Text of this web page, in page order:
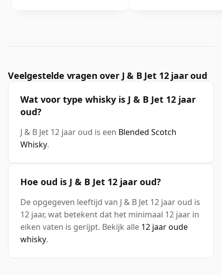
Veelgestelde vragen over J & B Jet 12 jaar oud
Wat voor type whisky is J & B Jet 12 jaar
oud?
J & B Jet 12 jaar oud is een Blended Scotch
Whisky.
Hoe oud is J & B Jet 12 jaar oud?
De opgegeven leeftijd van J & B Jet 12 jaar oud is
12 jaar, wat betekent dat het minimaal 12 jaar in
eiken vaten is gerijpt. Bekijk alle 12 jaar oude
whisky.